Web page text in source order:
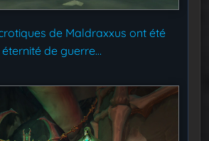
de Maldraxxus ont été
de guerre…